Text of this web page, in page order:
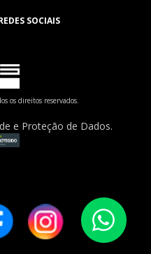
SOCIAIS
os direitos reservados.
e Proteção de Dados.